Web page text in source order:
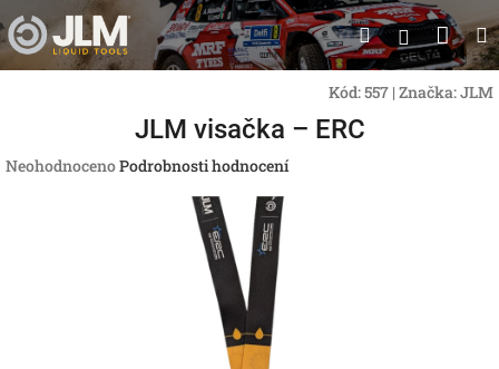
na
obsah
Hledat
Kód:557 | Značka:JLM
JLM visačka – ERC
Průměrné
NeohodnocenoPodrobnosti hodnocení